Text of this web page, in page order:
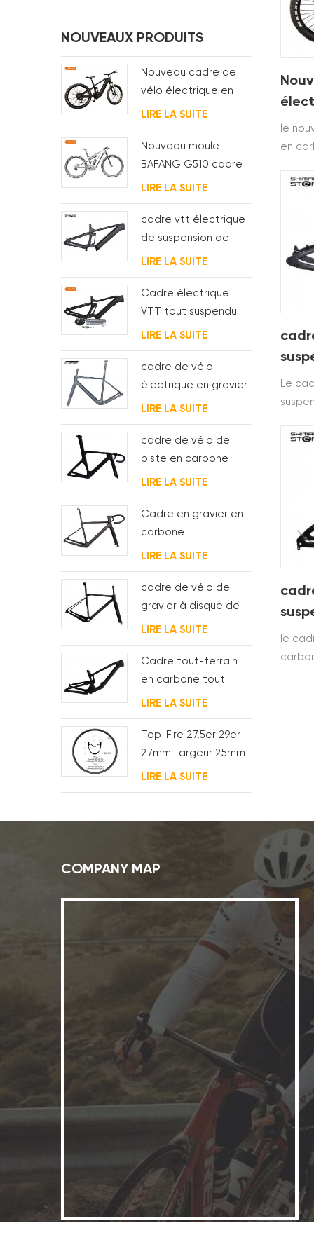
le
en
et
vélo
Le
partir
le
NOUVEAUX PRODUITS
Nouveau cadre de
vélo électrique en
carbone bafang
M620 à suspension
complète pour vtt et
gros vélo
LIRE LA SUITE
Nouveau moule
BAFANG G510 cadre
de vélo électrique à
suspension complète
LIRE LA SUITE
cadre vtt électrique
de suspension de
routage de câble
entièrement interne
LIRE LA SUITE
Cadre électrique
VTT tout suspendu
Enduro Carbon
LIRE LA SUITE
cadre de vélo
électrique en gravier
de carbone avec
moteur de moyeu fsa
et batterie
LIRE LA SUITE
cadre de vélo de
piste en carbone
aéro pour système
bsa
LIRE LA SUITE
Cadre en gravier en
carbone
Acheminement
interne complet des
câbles
LIRE LA SUITE
cadre de vélo de
gravier à disque de
cyclocross en
carbone pour bb t47
LIRE LA SUITE
Cadre tout-terrain
en carbone tout
suspendu 29er
LIRE LA SUITE
Top-Fire 27.5er 29er
27mm Largeur 25mm
Profondeur Jantes
Carbone VTT
LIRE LA SUITE
COMPANY MAP